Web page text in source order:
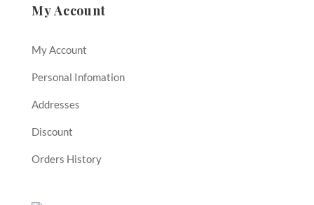
My Account
My Account
Personal Infomation
Addresses
Discount
Orders History